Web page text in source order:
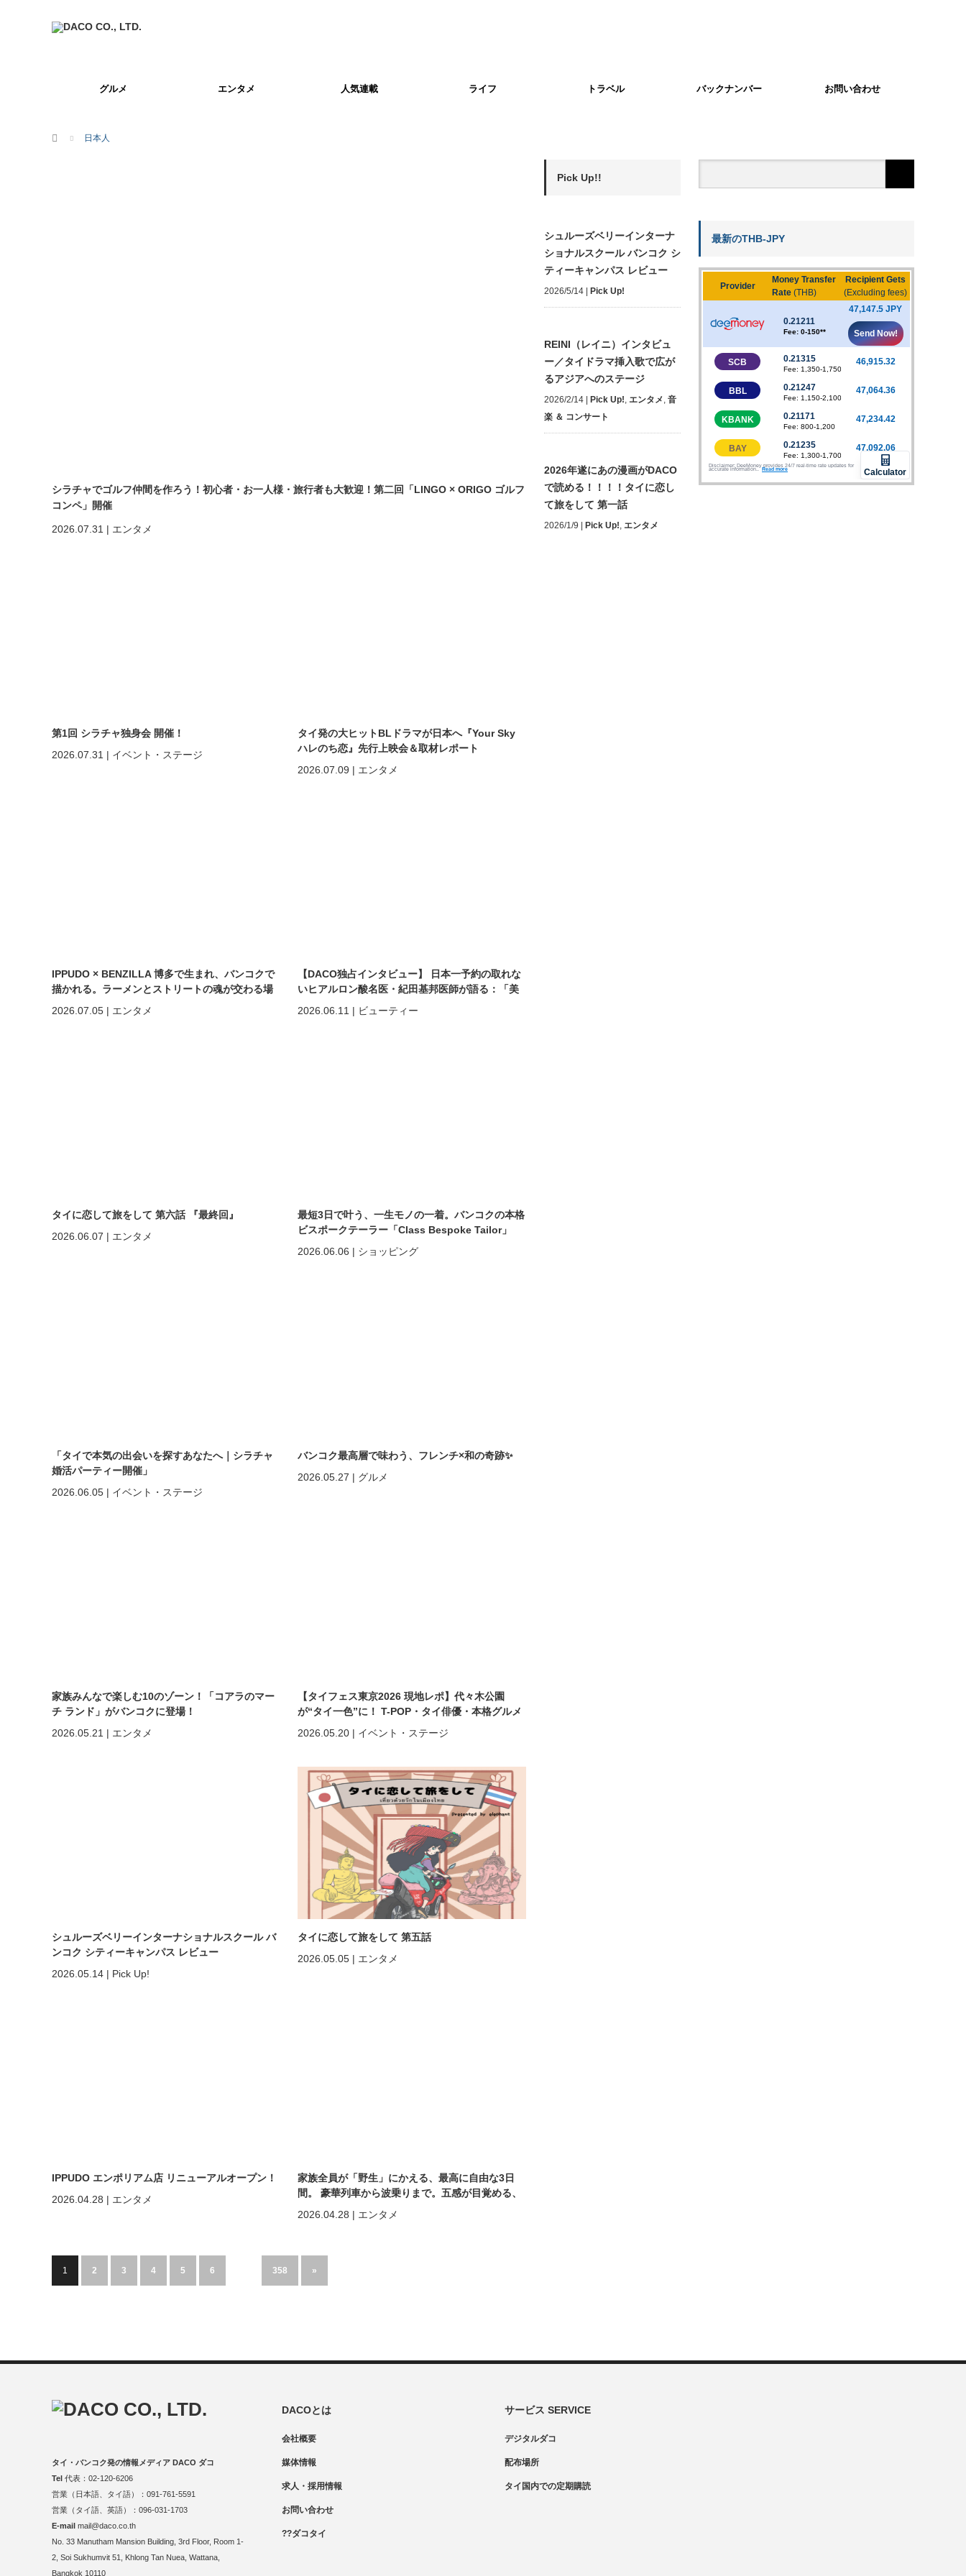
グルメ エンタメ 人気連載 ライフ トラベル バックナンバー お問い合わせ
ホーム 日本人
シラチャでゴルフ仲間を作ろう！初心者・お一人様・旅行者も大歓迎！第二回「LINGO × ORIGO ゴルフ
コンペ」開催
2026.07.31 | エンタメ
第1回 シラチャ独身会 開催！
2026.07.31 | イベント・ステージ
タイ発の大ヒットBLドラマが日本へ『Your Sky
ハレのち恋』先行上映会＆取材レポート
2026.07.09 | エンタメ
IPPUDO × BENZILLA 博多で生まれ、バンコクで
描かれる。ラーメンとストリートの魂が交わる場
2026.07.05 | エンタメ
【DACO独占インタビュー】 日本一予約の取れな
いヒアルロン酸名医・紀田基邦医師が語る：「美
しくなる」だけではない。 “自分を好きになる”た
めの美容医療
2026.06.11 | ビューティー
タイに恋して旅をして 第六話 『最終回』
2026.06.07 | エンタメ
最短3日で叶う、一生モノの一着。バンコクの本格
ビスポークテーラー「Class Bespoke Tailor」
2026.06.06 | ショッピング
「タイで本気の出会いを探すあなたへ｜シラチャ
婚活パーティー開催」
2026.06.05 | イベント・ステージ
バンコク最高層で味わう、フレンチ×和の奇跡✨
2026.05.27 | グルメ
家族みんなで楽しむ10のゾーン！「コアラのマー
チ ランド」がバンコクに登場！
2026.05.21 | エンタメ
【タイフェス東京2026 現地レポ】代々木公園
が“タイ一色”に！ T-POP・タイ俳優・本格グルメ
2026.05.20 | イベント・ステージ
シュルーズベリーインターナショナルスクール バ
ンコク シティーキャンパス レビュー
2026.05.14 | Pick Up!
タイに恋して旅をして 第五話
2026.05.05 | エンタメ
IPPUDO エンポリアム店 リニューアルオープン！
2026.04.28 | エンタメ
家族全員が「野生」にかえる、最高に自由な3日
間。 豪華列車から波乗りまで。五感が目覚める、
ホアヒン「再起動」の旅。
2026.04.28 | エンタメ
1 2 3 4 5 6 358 »
Pick Up!!
シュルーズベリーインターナ
ショナルスクール バンコク シ
ティーキャンパス レビュー
2026/5/14 Pick Up!
REINI（レイニ）インタビュ
ー／タイドラマ挿入歌で広が
るアジアへのステージ
2026/2/14 Pick Up!, エンタメ, 音
楽 ＆ コンサート
2026年遂にあの漫画がDACO
で読める！！！！タイに恋し
て旅をして 第一話
2026/1/9 Pick Up!, エンタメ
最新のTHB-JPY
DACOとは
会社概要
媒体情報
求人・採用情報
お問い合わせ
??ダコタイ
サービス SERVICE
デジタルダコ
配布場所
タイ国内での定期購読
タイ・バンコク発の情報メディア DACO ダコ
Tel 代表：02-120-6206
営業（日本語、タイ語）：091-761-5591
営業（タイ語、英語）：096-031-1703
E-mail mail@daco.co.th
No. 33 Manutham Mansion Building, 3rd Floor, Room 1-
2, Soi Sukhumvit 51, Khlong Tan Nuea, Wattana,
Bangkok 10110